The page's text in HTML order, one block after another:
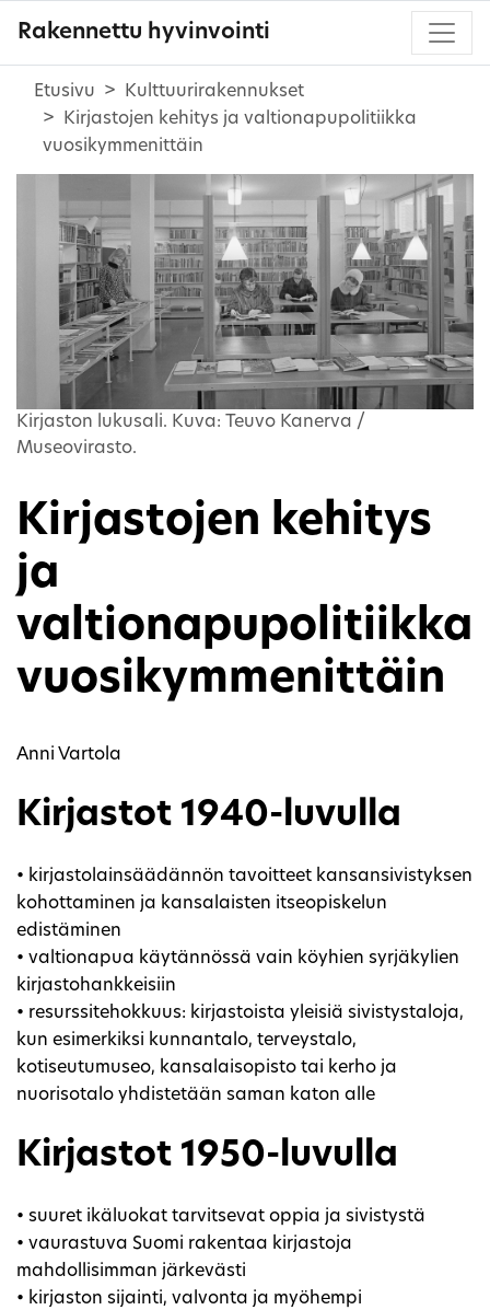
Rakennettu hyvinvointi
Etusivu
Kulttuurirakennukset
Kirjastojen kehitys ja valtionapupolitiikka
vuosikymmenittäin
Kirjaston lukusali. Kuva: Teuvo Kanerva /
Museovirasto.
Kirjastojen kehitys
ja
valtionapupolitiikka
vuosikymmenittäin
Anni Vartola
Kirjastot 1940-luvulla
• kirjastolainsäädännön tavoitteet kansansivistyksen
kohottaminen ja kansalaisten itseopiskelun
edistäminen
• valtionapua käytännössä vain köyhien syrjäkylien
kirjastohankkeisiin
• resurssitehokkuus: kirjastoista yleisiä sivistystaloja,
kun esimerkiksi kunnantalo, terveystalo,
kotiseutumuseo, kansalaisopisto tai kerho ja
nuorisotalo yhdistetään saman katon alle
Kirjastot 1950-luvulla
• suuret ikäluokat tarvitsevat oppia ja sivistystä
• vaurastuva Suomi rakentaa kirjastoja
mahdollisimman järkevästi
• kirjaston sijainti, valvonta ja myöhempi